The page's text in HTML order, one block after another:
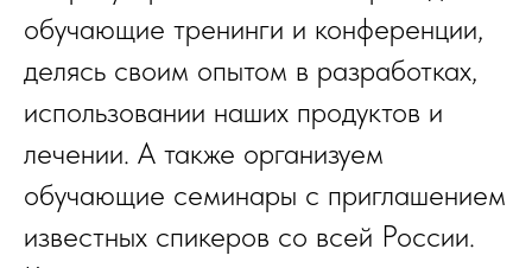
обучающие тренинги и конференции,
делясь своим опытом в разработках,
использовании наших продуктов и
лечении. А также организуем
обучающие семинары с приглашением
известных спикеров со всей России.